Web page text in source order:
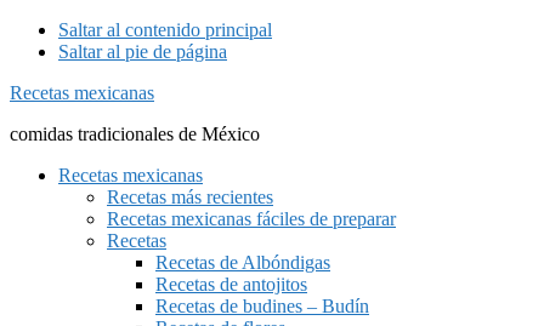
Saltar al contenido principal
Saltar al pie de página
Recetas mexicanas
comidas tradicionales de México
Recetas mexicanas
Recetas más recientes
Recetas mexicanas fáciles de preparar
Recetas
Recetas de Albóndigas
Recetas de antojitos
Recetas de budines – Budín